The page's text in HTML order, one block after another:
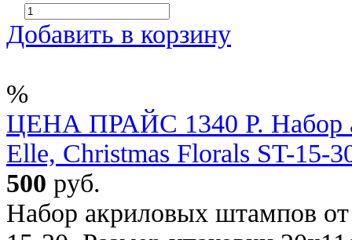
Добавить в корзину
%
ЦЕНА ПРАЙС 1340 Р. Набор
Elle, Christmas Florals ST-15-
500 руб.
Набор акриловых штампов